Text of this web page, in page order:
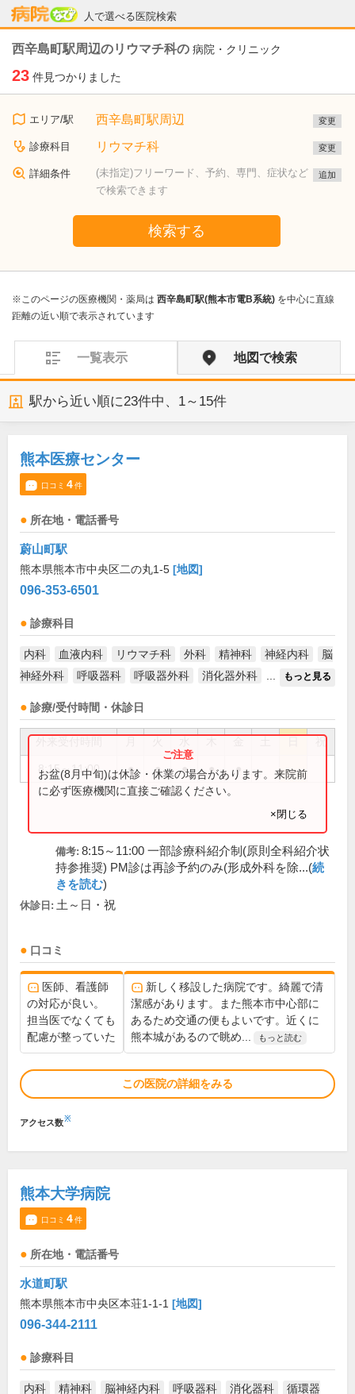
人で選べる医院検索
病院なび
西辛島町駅周辺のリウマチ科の 病院・クリニック
23 件見つかりました
エリア/駅 西辛島町駅周辺 変更
診療科目 リウマチ科 変更
詳細条件
(未指定)フリーワード、予約、専門、症状など
で検索できます
追加
検索する
※このページの医療機関・薬局は 西辛島町駅(熊本市電B系統) を中心に直線
距離の近い順で表示されています
一覧表示 地図で検索
駅から近い順に23件中、 1～15件
熊本医療センター
口コミ 4件
所在地・電話番号
蔚山町駅
熊本県熊本市中央区二の丸1-5 [地図]
096-353-6501
診療科目
内科 血液内科 リウマチ科 外科 精神科 神経内科
脳
神経外科
呼吸器科 呼吸器外科 消化器外科 もっと見る
診療/受付時間・休診日
祝
8:15～11:00 ● ● ● ● ●
お盆(8月中旬)は休診・休業の場合があります。来院前
に必ず医療機関に直接ご確認ください。
×閉じる
備考: 8:15～11:00 一部診療科紹介制(原則全科紹介状
持参推奨) PM診は再診予約のみ(形成外科を除...(続
きを読む)
休診日: 土～日・祝
口コミ
医師、看護師
の対応が良い。
担当医でなくても
配慮が整っていた
新しく移設した病院です。綺麗で清
潔感があります。また熊本市中心部に
あるため交通の便もよいです。近くに
熊本城があるので眺め...
もっと読む
この医院の詳細をみる
アクセス数※
熊本大学病院
口コミ 4件
所在地・電話番号
水道町駅
熊本県熊本市中央区本荘1-1-1 [地図]
096-344-2111
診療科目
内科 精神科 脳神経内科 呼吸器科 消化器科
循環器